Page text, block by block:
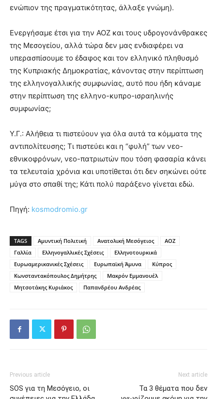
ενώπιον της πραγματικότητας, άλλαξε γνώμη).
Ενεργήσαμε έτσι για την ΑΟΖ και τους υδρογονάνθρακες
της Μεσογείου, αλλά τώρα δεν μας ενδιαφέρει να
υπερασπίσουμε το έδαφος και τον ελληνικό πληθυσμό
της Κυπριακής Δημοκρατίας, κάνοντας στην περίπτωση
της ελληνογαλλικής συμφωνίας, αυτό που ήδη κάναμε
στην περίπτωση της ελληνο-κυπρο-ισραηλινής
συμφωνίας;
Υ.Γ.: Αλήθεια τι πιστεύουν για όλα αυτά τα κόμματα της
αντιπολίτευσης; Τι πιστεύει και η “φυλή” των νεο-
εθνικοφρόνων, νεο-πατριωτών που τόση φασαρία κάνει
τα τελευταία χρόνια και υποτίθεται ότι δεν σηκώνει ούτε
μύγα στο σπαθί της; Κάτι πολύ παράξενο γίνεται εδώ.
Πηγή: kosmodromio.gr
TAGS Αμυντική Πολιτική Ανατολική Μεσόγειος
ΑΟΖ
Γαλλία
Ελληνογαλλικές Σχέσεις
Ελληνοτουρκικά
Ευρωαμερικανικές Σχέσεις
Ευρωπαϊκή Άμυνα
Κύπρος
Κωνσταντακόπουλος Δημήτρης
Μακρόν Εμμανουέλ
Μητσοτάκης Κυριάκος
Παπανδρέου Ανδρέας
Previous article
SOS για τη Μεσόγειο, οι
Next article
Τα 3 θέματα που δεν